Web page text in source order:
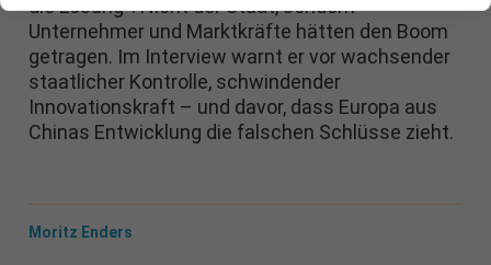
die Lösung“: Nicht der Staat, sondern
Unternehmer und Marktkräfte hätten den Boom
getragen. Im Interview warnt er vor wachsender
staatlicher Kontrolle, schwindender
Innovationskraft – und davor, dass Europa aus
Chinas Entwicklung die falschen Schlüsse zieht.
Moritz Enders